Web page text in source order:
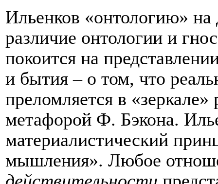
Ильенков «онтологию»
различие онтологии и
покоится на
и бытия – о том, что
преломляется в «зеркале»
метафорой Ф. Бэкона.
материалистический
мышления». Любое